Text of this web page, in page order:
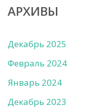
АРХИВЫ
Декабрь 2025
Февраль 2024
Январь 2024
Декабрь 2023